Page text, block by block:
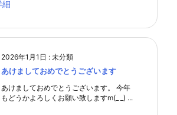
細
2026年1月1日 : 未分類
あけましておめでとうございます
あけましておめでとうございます。 今年
もどうかよろしくお願い致しますm(_ _) ...